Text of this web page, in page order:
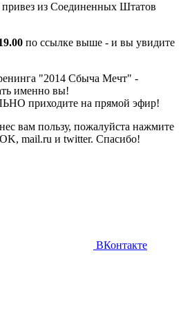
из Соединенных Штатов
по ссылке выше - и вы увидите
"2014 Сбыча Мечт" -
именно вы!
приходите на прямой эфир!
вам пользу, пожалуйста нажмите
mail.ru и twitter. Спасибо!
ВКонтакте